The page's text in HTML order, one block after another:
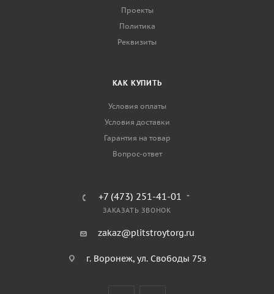
Проекты
Политика
Реквизиты
КАК КУПИТЬ
Условия оплаты
Условия доставки
Гарантия на товар
Вопрос-ответ
+7 (473) 251-41-01
ЗАКАЗАТЬ ЗВОНОК
zakaz@plitstroytorg.ru
г. Воронеж, ул. Свободы 75з